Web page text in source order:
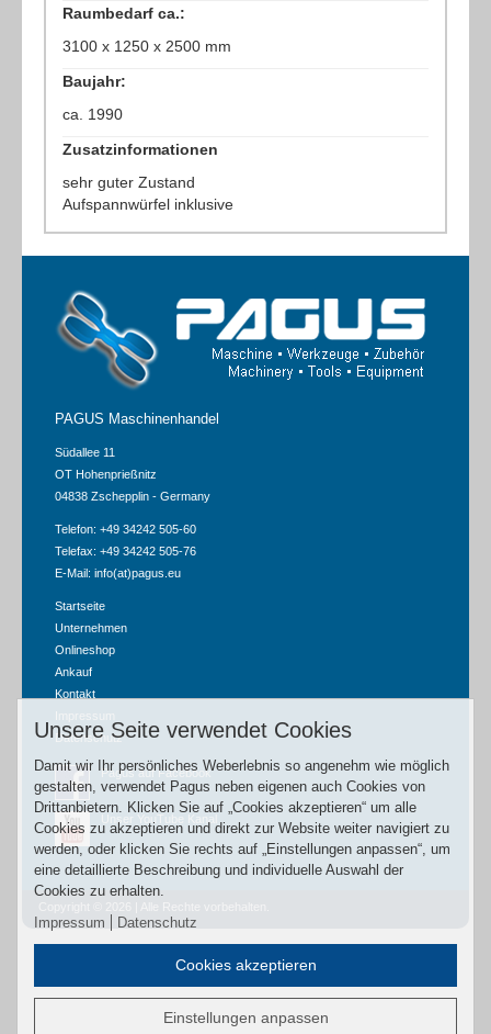
Raumbedarf ca.:
3100 x 1250 x 2500 mm
Baujahr:
ca. 1990
Zusatzinformationen
sehr guter Zustand
Aufspannwürfel inklusive
PAGUS Maschinenhandel
Südallee 11
OT Hohenprießnitz
04838 Zschepplin - Germany
Telefon: +49 34242 505-60
Telefax: +49 34242 505-76
E-Mail: info(at)pagus.eu
Startseite
Unternehmen
Onlineshop
Ankauf
Kontakt
Impressum
Datenschutz
Pagus auf Facebook
Unser YouTube Kanal
Unsere Seite verwendet Cookies
Damit wir Ihr persönliches Weberlebnis so angenehm wie möglich
gestalten, verwendet Pagus neben eigenen auch Cookies von
Drittanbietern. Klicken Sie auf „Cookies akzeptieren“ um alle
Cookies zu akzeptieren und direkt zur Website weiter navigiert zu
werden, oder klicken Sie rechts auf „Einstellungen anpassen“, um
eine detaillierte Beschreibung und individuelle Auswahl der
Cookies zu erhalten.
Impressum
Datenschutz
Cookies akzeptieren
Einstellungen anpassen